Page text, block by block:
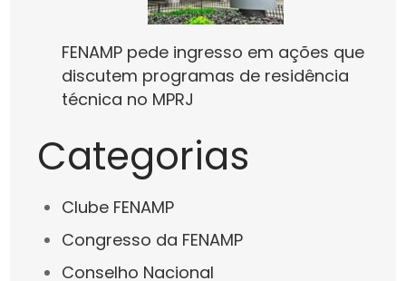
FENAMP pede ingresso em ações que
discutem programas de residência
técnica no MPRJ
Categorias
Clube FENAMP
Congresso da FENAMP
Conselho Nacional